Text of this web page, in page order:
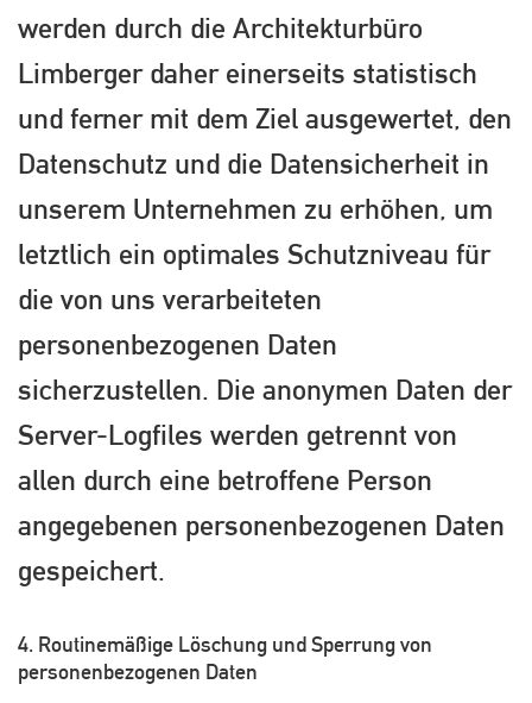
werden durch die Architekturbüro
Limberger daher einerseits statistisch
und ferner mit dem Ziel ausgewertet, den
Datenschutz und die Datensicherheit in
unserem Unternehmen zu erhöhen, um
letztlich ein optimales Schutzniveau für
die von uns verarbeiteten
personenbezogenen Daten
sicherzustellen. Die anonymen Daten der
Server-Logfiles werden getrennt von
allen durch eine betroffene Person
angegebenen personenbezogenen Daten
gespeichert.
4. Routinemäßige Löschung und Sperrung von
personenbezogenen Daten